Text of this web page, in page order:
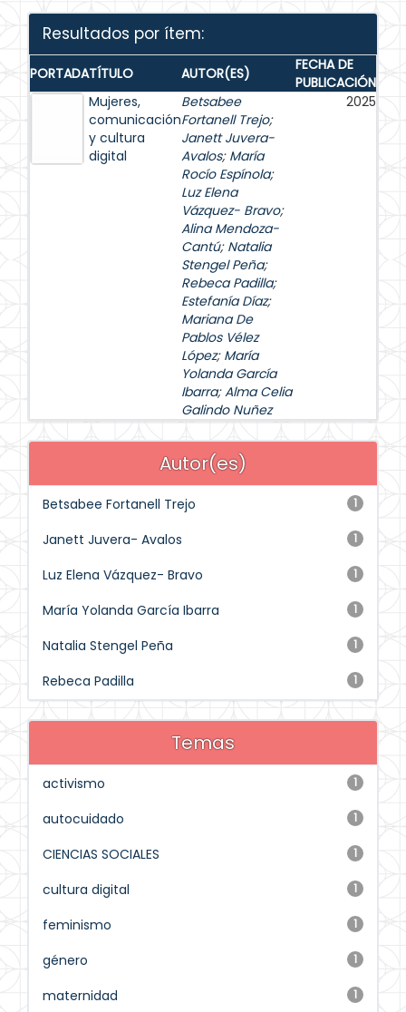
Resultados por ítem:
PORTADATÍTULO AUTOR(ES)
FECHA DE
PUBLICACIÓN
Mujeres,
comunicación
y cultura
digital
Betsabee
Fortanell Trejo;
Janett Juvera-
Avalos; María
Rocío Espínola;
Luz Elena
Vázquez- Bravo;
Alina Mendoza-
Cantú; Natalia
Stengel Peña;
Rebeca Padilla;
Estefanía Díaz;
Mariana De
Pablos Vélez
López; María
Yolanda García
Ibarra;Alma Celia
Galindo Nuñez
2025
Autor(es)
1
Betsabee Fortanell Trejo
1
Janett Juvera- Avalos
1
Luz Elena Vázquez- Bravo
1
María Yolanda García Ibarra
1
Natalia Stengel Peña
1
Rebeca Padilla
Temas
1
activismo
1
autocuidado
1
CIENCIAS SOCIALES
1
cultura digital
1
feminismo
1
género
1
maternidad